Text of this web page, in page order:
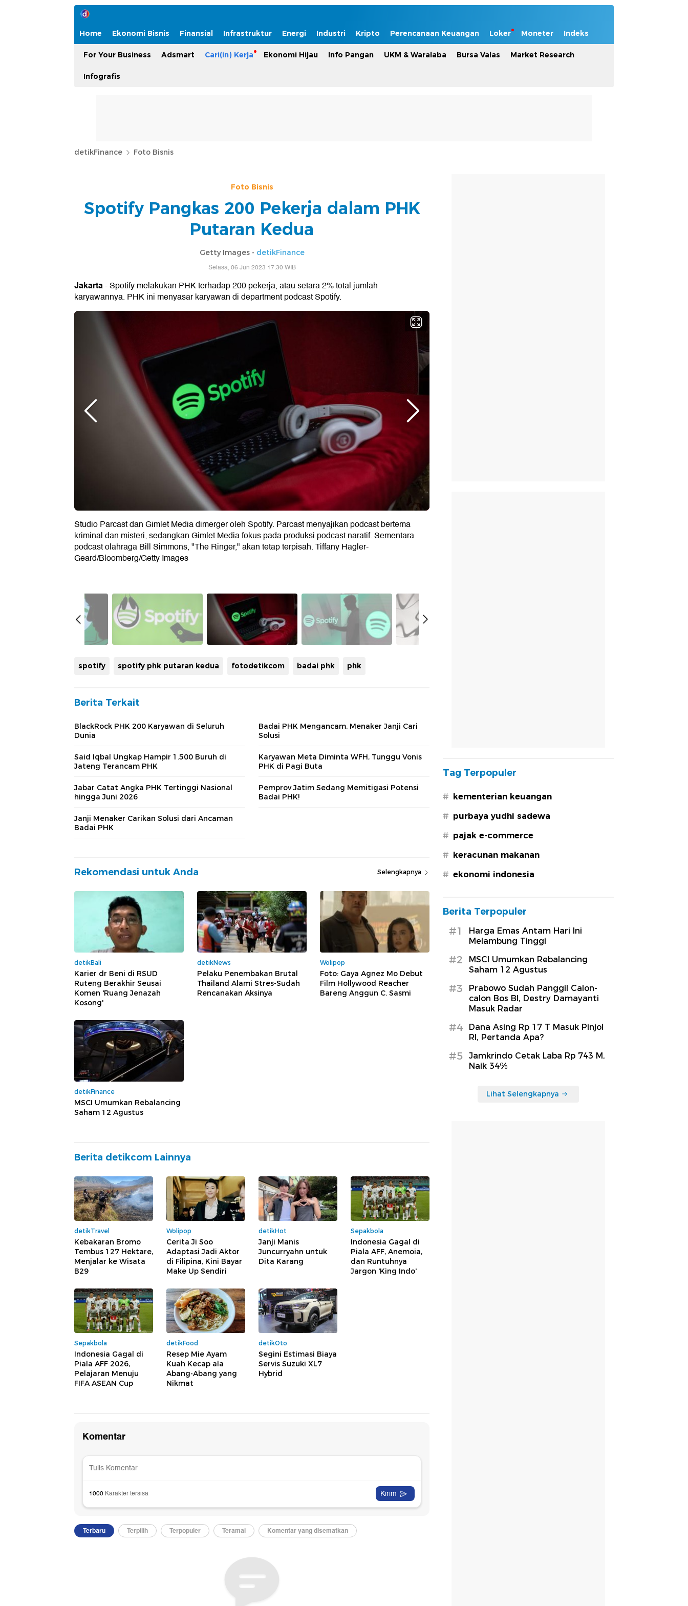
Home Ekonomi Bisnis Finansial Infrastruktur Energi Industri Kripto Perencanaan Keuangan Loker Moneter Indeks
For Your Business Adsmart Cari(in) Kerja Ekonomi Hijau Info Pangan UKM & Waralaba Bursa Valas Market Research
Infografis
detikFinance Foto Bisnis
Foto Bisnis
Spotify Pangkas 200 Pekerja dalam PHK
Putaran Kedua
Getty Images - detikFinance
Selasa, 06 Jun 2023 17:30 WIB
Jakarta- Spotify melakukan PHK terhadap 200 pekerja, atau setara 2% total jumlah
karyawannya. PHK ini menyasar karyawan di department podcast Spotify.
Studio Parcast dan Gimlet Media dimerger oleh Spotify. Parcast menyajikan podcast bertema
kriminal dan misteri, sedangkan Gimlet Media fokus pada produksi podcast naratif. Sementara
podcast olahraga Bill Simmons, "The Ringer," akan tetap terpisah. Tiffany Hagler-
Geard/Bloomberg/Getty Images
spotify spotify phk putaran kedua fotodetikcom badai phk phk
Berita Terkait
BlackRock PHK 200 Karyawan di Seluruh
Dunia
Badai PHK Mengancam, Menaker Janji Cari
Solusi
Said Iqbal Ungkap Hampir 1.500 Buruh di
Jateng Terancam PHK
Karyawan Meta Diminta WFH, Tunggu Vonis
PHK di Pagi Buta
Jabar Catat Angka PHK Tertinggi Nasional
hingga Juni 2026
Pemprov Jatim Sedang Memitigasi Potensi
Badai PHK!
Janji Menaker Carikan Solusi dari Ancaman
Badai PHK
Rekomendasi untuk Anda Selengkapnya
detikBali
Karier dr Beni di RSUD
Ruteng Berakhir Seusai
Komen 'Ruang Jenazah
Kosong'
detikNews
Pelaku Penembakan Brutal
Thailand Alami Stres-Sudah
Rencanakan Aksinya
Wolipop
Foto: Gaya Agnez Mo Debut
Film Hollywood Reacher
Bareng Anggun C. Sasmi
detikFinance
MSCI Umumkan Rebalancing
Saham 12 Agustus
Berita detikcom Lainnya
detikTravel
Kebakaran Bromo
Tembus 127 Hektare,
Menjalar ke Wisata
B29
Wolipop
Cerita Ji Soo
Adaptasi Jadi Aktor
di Filipina, Kini Bayar
Make Up Sendiri
detikHot
Janji Manis
Juncurryahn untuk
Dita Karang
Sepakbola
Indonesia Gagal di
Piala AFF, Anemoia,
dan Runtuhnya
Jargon 'King Indo'
Sepakbola
Indonesia Gagal di
Piala AFF 2026,
Pelajaran Menuju
FIFA ASEAN Cup
detikFood
Resep Mie Ayam
Kuah Kecap ala
Abang-Abang yang
Nikmat
detikOto
Segini Estimasi Biaya
Servis Suzuki XL7
Hybrid
Tag Terpopuler
# kementerian keuangan
# purbaya yudhi sadewa
# pajak e-commerce
# keracunan makanan
# ekonomi indonesia
Berita Terpopuler
#1
Harga Emas Antam Hari Ini
Melambung Tinggi
#2
MSCI Umumkan Rebalancing
Saham 12 Agustus
#3
Prabowo Sudah Panggil Calon-
calon Bos BI, Destry Damayanti
Masuk Radar
#4
Dana Asing Rp 17 T Masuk Pinjol
RI, Pertanda Apa?
#5
Jamkrindo Cetak Laba Rp 743 M,
Naik 34%
Lihat Selengkapnya